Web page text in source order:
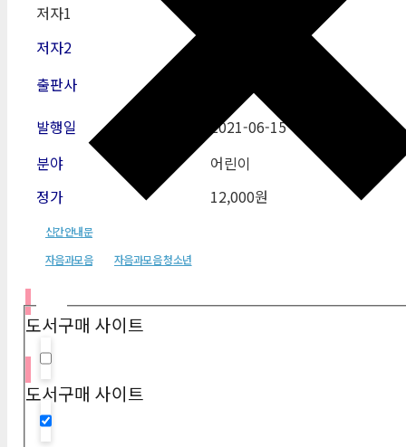
저자1
저자2
출판사
발행일
2021-06-15
분야
어린이
정가
12,000원
신간안내문
자음과모음
자음과모음 청소년
도서구매 사이트
도서구매 사이트